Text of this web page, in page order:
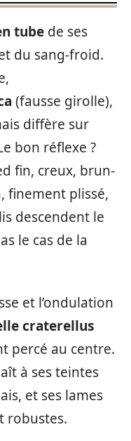
tube de ses
du sang-froid.
(fausse girolle),
diffère sur
bon réflexe ?
fin, creux, brun-
finement plissé,
descendent le
le cas de la
et l’ondulation
craterellus
percé au centre.
à ses teintes
et ses lames
robustes.